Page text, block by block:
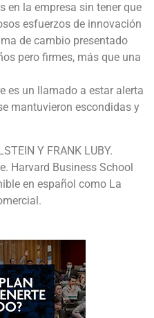
en la empresa sin tener que
esfuerzos de innovación
de cambio presentado
pero firmes, más que una
es un llamado a estar alerta
mantuvieron escondidas y
Y FRANK LUBY.
Harvard Business School
en español como La